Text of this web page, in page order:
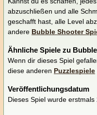
abzuschließen und alle
geschafft hast, alle Level
andere Bubble Shooter
Ähnliche Spiele zu
Wenn dir dieses Spiel
diese anderen Puzzlespiele
Veröffentlichungsdatum
Dieses Spiel wurde